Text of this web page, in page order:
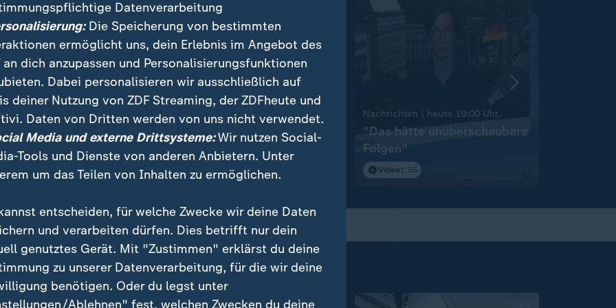
| heute 19:00 Uhr
dauern an
Nachrichten | heute 19:00 Uhr
Lebenslange Haft nach
Anschlag
Nachrichten | heute 19:00 Uhr:
"Das hätte unüberschaubare
Folgen"
Video 1:55
Datenverarbeitung
Die Speicherung von bestimmten
ermöglicht uns, dein Erlebnis im Angebot des
an dich anzupassen und Personalisierungsfunktionen
Dabei personalisieren wir ausschließlich auf
deiner Nutzung von ZDF Streaming, der ZDFheute und
Daten von Dritten werden von uns nicht verwendet.
Media und externe Drittsysteme:Wir nutzen Social-
Tools und Dienste von anderen Anbietern. Unter
um das Teilen von Inhalten zu ermöglichen.
entscheiden, für welche Zwecke wir deine Daten
und verarbeiten dürfen. Dies betrifft nur dein
genutztes Gerät. Mit "Zustimmen" erklärst du deine
zu unserer Datenverarbeitung, für die wir deine
benötigen. Oder du legst unter
Ablehnen" fest, welchen Zwecken du deine